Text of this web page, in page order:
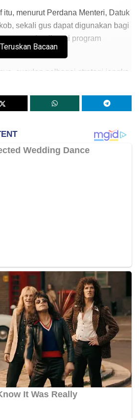
itu, menurut Perdana Menteri, Datuk
sekali gus dapat digunakan bagi
menerusi pelbagai program
susulan pelbagai strategi jangka
kutipan cukai di seluruh
bahawa Keluarga LHDN akan
2021 lalu, malah,
berjumlah RM139 bilion bagi
Pegawai Eksekutif LHDN, Datuk
juga menyampaikan Anugerah
2021 melibatkan 10 buah syarikat
Terbaik LHDN 2021 kepada lima
turut melancarkan empat produk
serta imej pakaian korporat rasmi
yang meliputi baju batik dan
Teruskan Bacaan